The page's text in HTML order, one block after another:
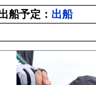
船予定： 出船